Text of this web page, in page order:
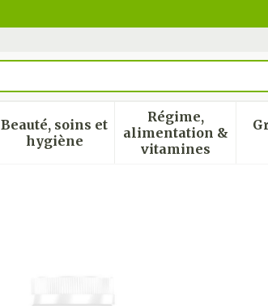
Beauté, soins et
hygièneAfficher le sous-menu pour la
Régime,
alimentation &
vitamines
Afficher le